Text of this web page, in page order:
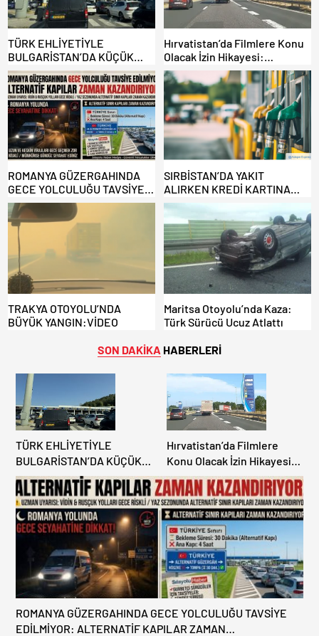
TÜRK EHLİYETİYLE
BULGARİSTAN’DA KÜÇÜK
HATA, ARACINA 6 AY EL
KONULMASINA YOL AÇTI
Hırvatistan’da Filmlere Konu
Olacak İzin Hikayesi:
Benzinlikte Eşini Unuttu!
ROMANYA GÜZERGAHINDA
GECE YOLCULUĞU TAVSİYE
EDİLMİYOR: ALTERNATİF
KAPILAR ZAMAN
KAZANDIRIYOR!
SIRBİSTAN’DA YAKIT
ALIRKEN KREDİ KARTINA
DİKKAT: MAĞDUR OLMAYIN!
TRAKYA OTOYOLU’NDA
BÜYÜK YANGIN:VİDEO
Maritsa Otoyolu’nda Kaza:
Türk Sürücü Ucuz Atlattı
SON DAKİKA HABERLERİ
TÜRK EHLİYETİYLE
BULGARİSTAN’DA KÜÇÜK
HATA, ARACINA 6 AY EL
KONULMASINA YOL AÇTI
Hırvatistan’da Filmlere
Konu Olacak İzin Hikayesi:
Benzinlikte Eşini Unuttu!
ROMANYA GÜZERGAHINDA GECE YOLCULUĞU TAVSİYE
EDİLMİYOR: ALTERNATİF KAPILAR ZAMAN